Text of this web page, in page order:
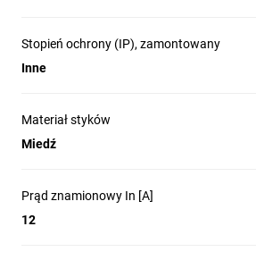
Stopień ochrony (IP), zamontowany
Inne
Materiał styków
Miedź
Prąd znamionowy In [A]
12